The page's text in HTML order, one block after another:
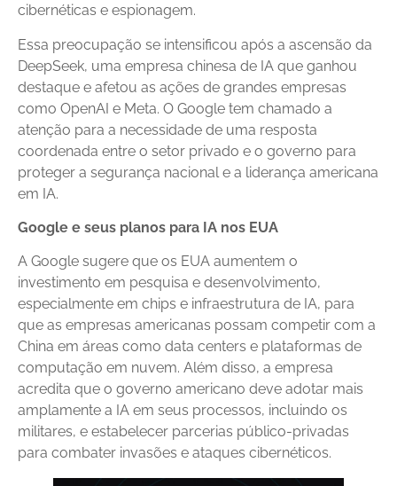
cibernéticas e espionagem.
Essa preocupação se intensificou após a ascensão da
DeepSeek, uma empresa chinesa de IA que ganhou
destaque e afetou as ações de grandes empresas
como OpenAI e Meta. O Google tem chamado a
atenção para a necessidade de uma resposta
coordenada entre o setor privado e o governo para
proteger a segurança nacional e a liderança americana
em IA.
Google e seus planos para IA nos EUA
A Google sugere que os EUA aumentem o
investimento em pesquisa e desenvolvimento,
especialmente em chips e infraestrutura de IA, para
que as empresas americanas possam competir com a
China em áreas como data centers e plataformas de
computação em nuvem. Além disso, a empresa
acredita que o governo americano deve adotar mais
amplamente a IA em seus processos, incluindo os
militares, e estabelecer parcerias público-privadas
para combater invasões e ataques cibernéticos.